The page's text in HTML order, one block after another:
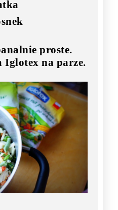
proste.
Iglotex na parze.